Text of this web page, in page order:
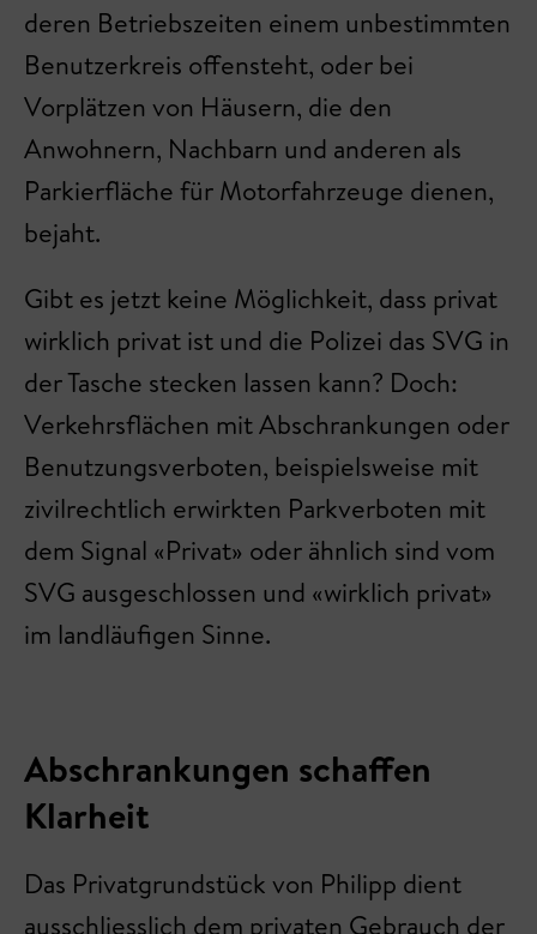
deren Betriebszeiten einem unbestimmten
Benutzerkreis offensteht, oder bei
Vorplätzen von Häusern, die den
Anwohnern, Nachbarn und anderen als
Parkierfläche für Motorfahrzeuge dienen,
bejaht.
Gibt es jetzt keine Möglichkeit, dass privat
wirklich privat ist und die Polizei das SVG in
der Tasche stecken lassen kann? Doch:
Verkehrsflächen mit Abschrankungen oder
Benutzungsverboten, beispielsweise mit
zivilrechtlich erwirkten Parkverboten mit
dem Signal «Privat» oder ähnlich sind vom
SVG ausgeschlossen und «wirklich privat»
im landläufigen Sinne.
Abschrankungen schaffen
Klarheit
Das Privatgrundstück von Philipp dient
ausschliesslich dem privaten Gebrauch der